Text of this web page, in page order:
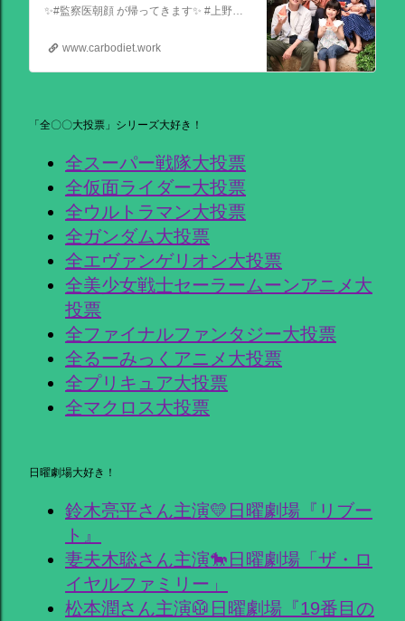
✨#監察医朝顔 が帰ってきます✨ #上野樹里 主演 『監察医朝顔2025新春SP』 ＼＼1月3日(金)夜9時から／／ 法医学者であり母である 朝顔が人々の最期と向き合う… 父(#時任三郎)との別れ… そして桑原(#風間俊介)が託されたものとは… お正月にぜひ観ていただきたい 温かい物語です
www.carbodiet.work
「全〇〇大投票」シリーズ大好き！
全スーパー戦隊大投票
全仮面ライダー大投票
全ウルトラマン大投票
全ガンダム大投票
全エヴァンゲリオン大投票
全美少女戦士セーラームーンアニメ大
投票
全ファイナルファンタジー大投票
全るーみっくアニメ大投票
全プリキュア大投票
全マクロス大投票
日曜劇場大好き！
鈴木亮平さん主演💛日曜劇場『リブー
ト』
妻夫木聡さん主演🐎日曜劇場「ザ・ロ
イヤルファミリー」
松本潤さん主演🥼日曜劇場『19番目の